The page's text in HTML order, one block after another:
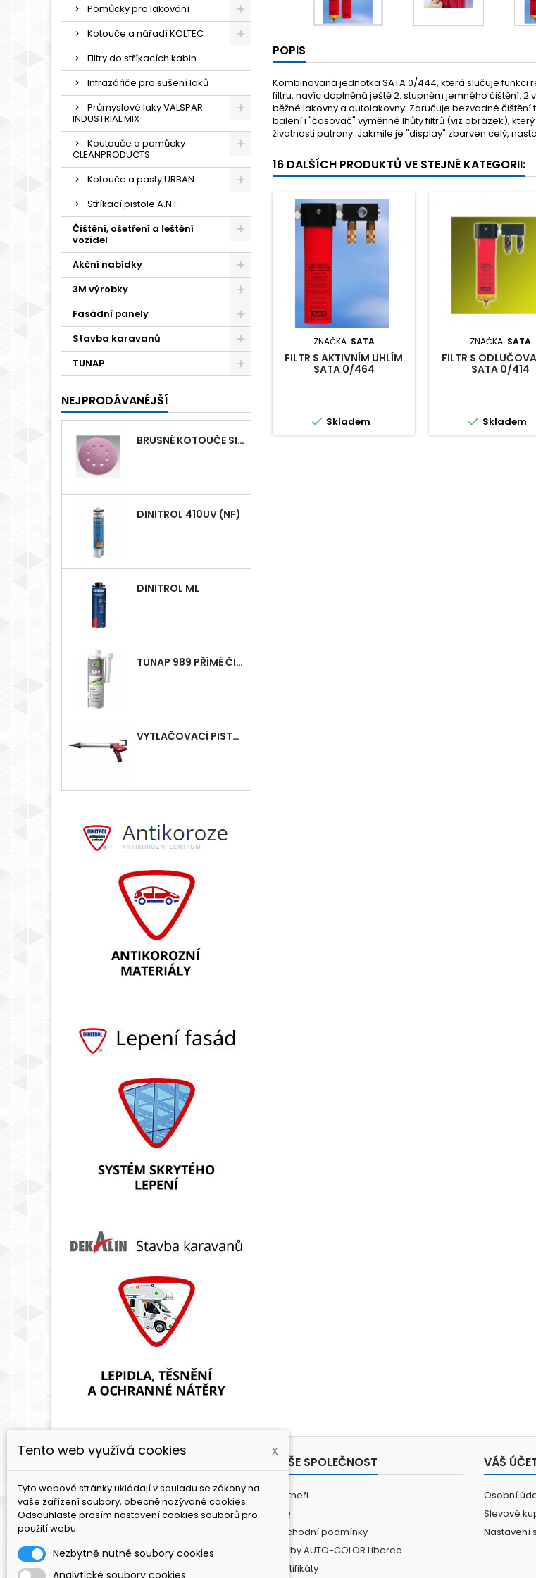
Pomůcky pro lakování
Kotouče a nářadí KOLTEC
Filtry do stříkacích kabin
Infrazářiče pro sušení laků
Průmyslové laky VALSPAR
INDUSTRIAL MIX
Koutouče a pomůcky
CLEANPRODUCTS
Kotouče a pasty URBAN
Stříkací pistole A.N.I.
Čištění, ošetření a leštění
vozidel
Akční nabídky
3M výrobky
Fasádní panely
Stavba karavanů
TUNAP
NEJPRODÁVANÉJŠÍ
BRUSNÉ KOTOUČE SIASPEED D125MM S 8 OTVORY
DINITROL 410UV (NF)
DINITROL ML
TUNAP 989 PŘÍMÉ ČIŠTĚNÍ VSTŘIKOVÁNÍ - DIESEL
VYTLAČOVACÍ PISTOLE MILWAUKEE M12, AKU
POPIS
Kombinovaná jednotka SATA 0/444, která slučuje
filtru, navíc doplněná ještě 2. stupněm jemného čištění.
běžné lakovny a autolakovny. Zaručuje bezvadné
balení i "časovač" výměnné lhůty filtrů (viz obrázek),
životnosti patrony. Jakmile je "display" zbarven celý,
16 DALŠÍCH PRODUKTŮ VE STEJNÉ KATEGORII:
ZNAČKA: SATA
FILTR S AKTIVNÍM UHLÍM
SATA 0/464
 Skladem
ZNAČKA: SATA
FILTR S
SATA 0/414
 Skladem
PRODUKTY
Antikoroze
Lepení a tmelení
Lakování
Leštění / Čištění
Fasádní panely
NAŠE SPOLEČNOST
Partneři
FAQ
Obchodní podmínky
Služby AUTO-COLOR Liberec
Certifikáty
VÁŠ
Osobní
Slevové
Nastavení
Tento web využívá cookies x
Tyto webové stránky ukládají v souladu se zákony na
vaše zařízení soubory, obecně nazývané cookies.
Odsouhlaste prosím nastavení cookies souborů pro
použití webu.
Nezbytně nutné soubory cookies
Analytické soubory cookies